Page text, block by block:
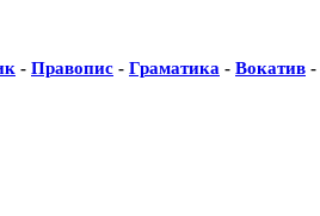
- Правопис - Граматика - Вокатив -